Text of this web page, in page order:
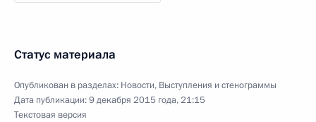
Статус материала
Опубликован в разделах: Новости, Выступления и стенограммы
Дата публикации:9 декабря 2015 года, 21:15
Текстовая версия